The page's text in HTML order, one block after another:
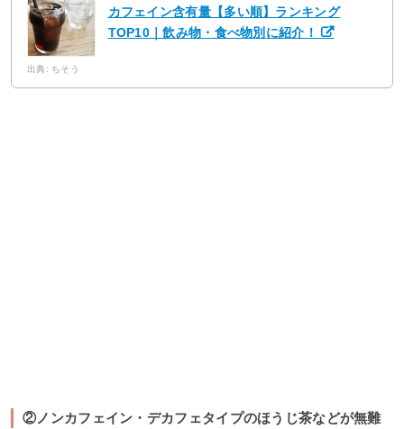
カフェイン含有量【多い順】ランキング
TOP10｜飲み物・食べ物別に紹介！
出典: ちそう
②ノンカフェイン・デカフェタイプのほうじ茶などが無難